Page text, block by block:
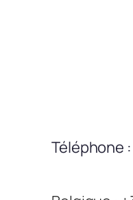
Téléphone :